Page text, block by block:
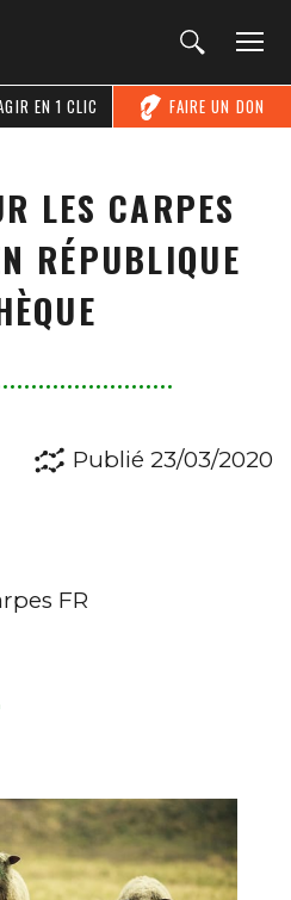
FAIRE UN DON
EN 1 CLIC
LES CARPES
RÉPUBLIQUE
Publié 23/03/2020
FR